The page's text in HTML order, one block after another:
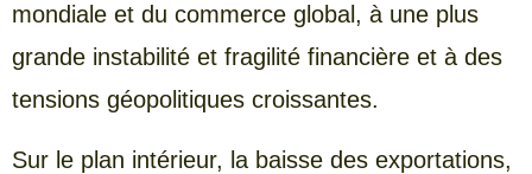
mondiale et du commerce global, à une plus
grande instabilité et fragilité financière et à des
tensions géopolitiques croissantes.
Sur le plan intérieur, la baisse des exportations,